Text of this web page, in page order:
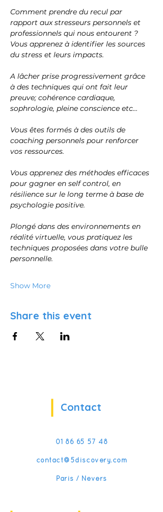
Comment prendre du recul par
rapport aux stresseurs personnels et
professionnels qui nous entourent ?
Vous apprenez à identifier les sources
du stress et leurs impacts.
A lâcher prise progressivement grâce
à des techniques qui ont fait leur
preuve; cohérence cardiaque,
sophrologie, pleine conscience etc…
Vous êtes formés à des outils de
coaching personnels pour renforcer
vos ressources.
Vous apprenez des méthodes efficaces
pour gagner en self control, en
résilience sur le long terme à base de
psychologie positive.
Plongé dans des environnements en
réalité virtuelle, vous pratiquez les
techniques proposées dans votre bulle
personnelle.
Show More
Share this event
Contact
01 86 65 57 48
contact@5discovery.com
Paris / Nevers